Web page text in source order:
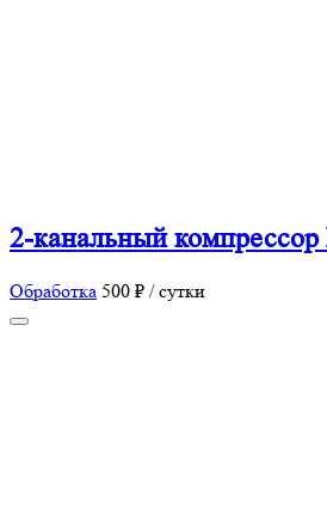
2-канальный
Обработка 500 ₽ / сутки